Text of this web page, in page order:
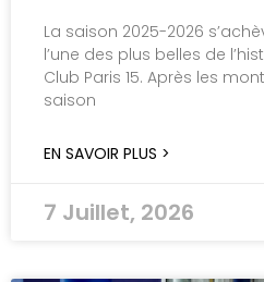
La saison 2025-2026
l’une des plus belles de
Club Paris 15. Après les
saison
EN SAVOIR PLUS >
7 Juillet, 2026